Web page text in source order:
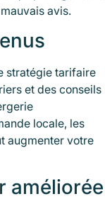
avis.
stratégie tarifaire
et des conseils
locale, les
augmenter votre
améliorée